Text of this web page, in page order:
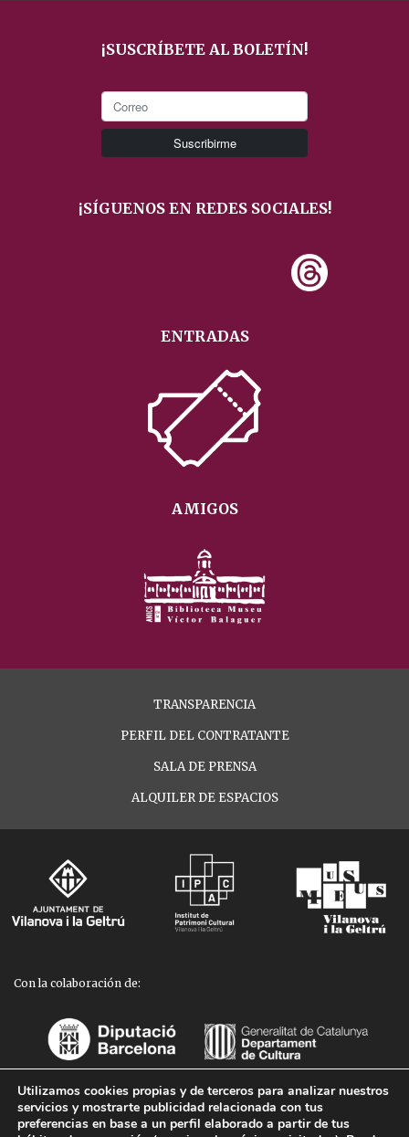
¡SUSCRÍBETE AL BOLETÍN!
¡SÍGUENOS EN REDES SOCIALES!
ENTRADAS
AMIGOS
TRANSPARENCIA
PERFIL DEL CONTRATANTE
SALA DE PRENSA
ALQUILER DE ESPACIOS
Con la colaboración de:
Aviso legal-Política de privacidad-Política de cookies
Utilizamos cookies propias y de terceros para analizar nuestros
servicios y mostrarte publicidad relacionada con tus
preferencias en base a un perfil elaborado a partir de tus